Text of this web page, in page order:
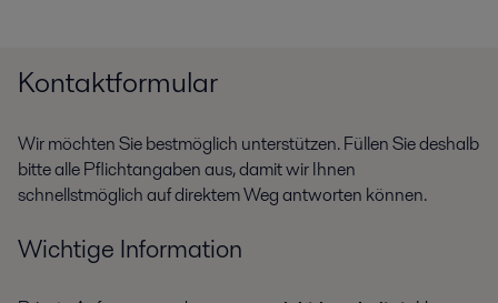
Kontaktformular
Wir möchten Sie bestmöglich unterstützen. Füllen Sie deshalb
bitte alle Pflichtangaben aus, damit wir Ihnen
schnellstmöglich auf direktem Weg antworten können.
Wichtige Information